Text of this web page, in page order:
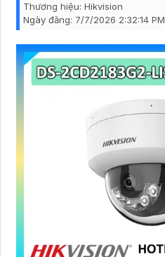
Thương hiệu: Hikvision
Ngày đăng: 7/7/2026 2:32:14 PM